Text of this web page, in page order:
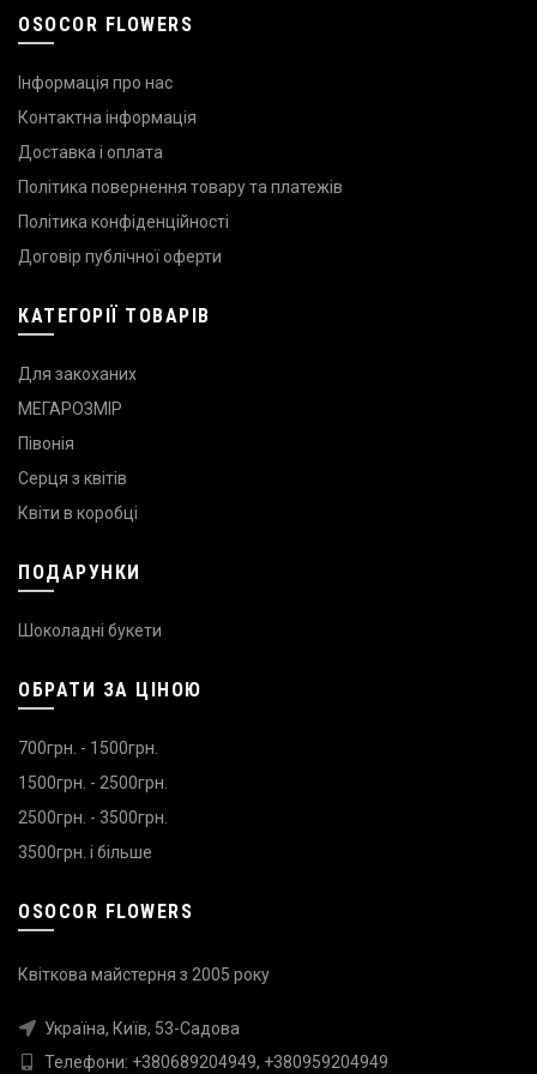
OSOCOR FLOWERS
Інформація про нас
Контактна інформація
Доставка і оплата
Політика повернення товару та платежів
Політика конфіденційності
Договір публічної оферти
КАТЕГОРІЇ ТОВАРІВ
Для закоханих
МЕГАРОЗМІР
Півонія
Серця з квітів
Квіти в коробці
ПОДАРУНКИ
Шоколадні букети
ОБРАТИ ЗА ЦІНОЮ
700грн. - 1500грн.
1500грн. - 2500грн.
2500грн. - 3500грн.
3500грн. і більше
OSOCOR FLOWERS
Квіткова майстерня з 2005 року
Україна, Київ, 53-Садова
Телефони: +380689204949, +380959204949